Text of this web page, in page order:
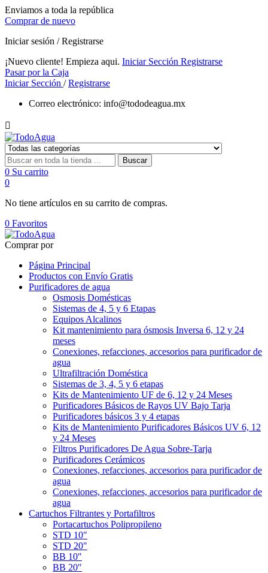
Enviamos a toda la república
Comprar de nuevo
Iniciar sesión / Registrarse
¡Nuevo cliente! Empieza aqui. Iniciar Sección Registrarse
Pasar por la Caja
Iniciar Sección /Registrarse
Correo electrónico: info@tododeagua.mx

Buscar
0 Su carrito
0
No tiene artículos en su carrito de compras.
0 Favoritos
Comprar por
Página Principal
Productos con Envío Gratis
Purificadores de agua
Osmosis Domésticas
Sistemas de 4, 5 y 6 Etapas
Equipos Alcalinos
Kit mantenimiento para ósmosis Inversa 6, 12 y 24
meses
Conexiones, refacciones, accesorios para purificador de
agua
Ultrafiltración Doméstica
Sistemas de 3, 4, 5 y 6 etapas
Kits de Mantenimiento UF de 6, 12 y 24 Meses
Purificadores Básicos de Rayos UV Bajo Tarja
Purificadores básicos 3 y 4 etapas
Kits de Mantenimiento Purificadores Básicos UV 6, 12
y 24 Meses
Filtros Purificadores De Agua Sobre-Tarja
Purificadores Cerámicos
Conexiones, refacciones, accesorios para purificador de
agua
Conexiones, refacciones, accesorios para purificador de
agua
Cartuchos Filtrantes y Portafiltros
Portacartuchos Polipropileno
STD 10"
STD 20"
BB 10"
BB 20"